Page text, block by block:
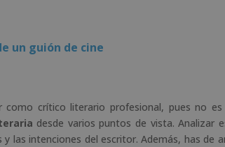
un guión de cine
crítico literario profesional, pues no
desde varios puntos de vista. Analizar
las intenciones del escritor. Además, has de